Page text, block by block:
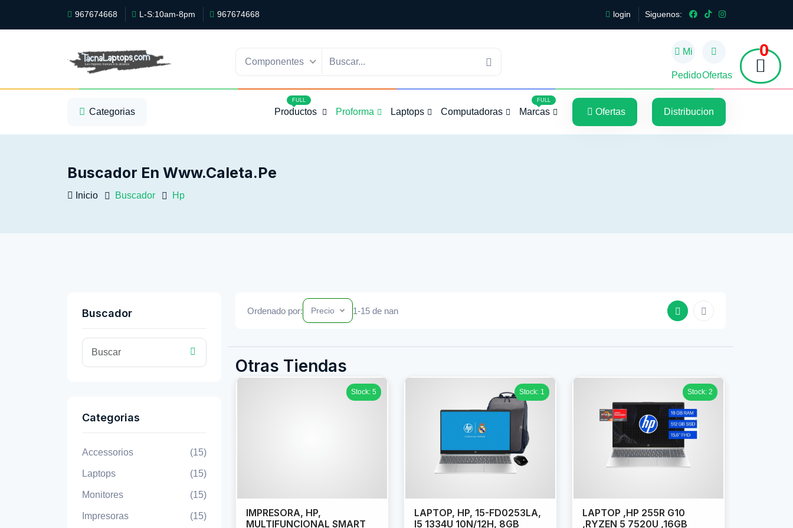
967674668 L-S:10am-8pm 967674668 login Siguenos:
Componentes
Mi
PedidoOfertas
0
5
5
Categorias
Productos
FULL
Proforma Laptops Computadoras Marcas
FULL
Ofertas Distribucion
Buscador En Www.caleta.pe
Inicio Buscador Hp
Buscador
Categorias
Accessorios (15)
Laptops (15)
Monitores (15)
Impresoras (15)
Ordenado por: Precio 1-15 de nan
Otras Tiendas
Stock: 5
IMPRESORA, HP,
MULTIFUNCIONAL SMART
Stock: 1
LAPTOP, HP, 15-FD0253LA,
I5 1334U 10N/12H, 8GB
Stock: 2
LAPTOP ,HP 255R G10
,RYZEN 5 7520U ,16GB